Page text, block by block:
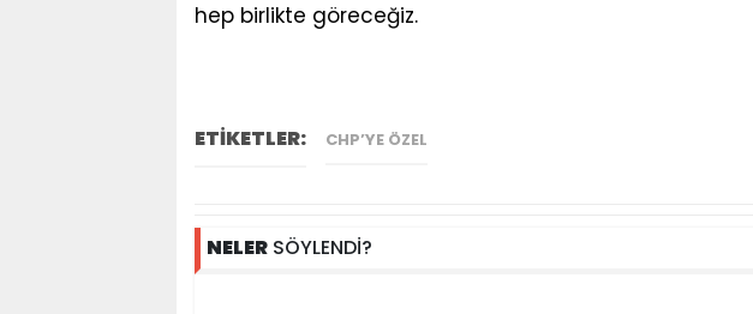
hep birlikte göreceğiz.
ETİKETLER: CHP’YE ÖZEL
NELER SÖYLENDİ?